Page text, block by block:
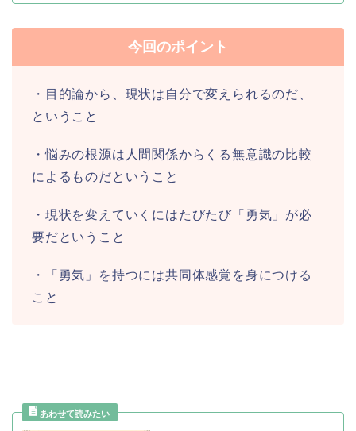
今回のポイント
・目的論から、現状は自分で変えられるのだ、
ということ
・悩みの根源は人間関係からくる無意識の比較
によるものだということ
・現状を変えていくにはたびたび「勇気」が必
要だということ
・「勇気」を持つには共同体感覚を身につける
こと